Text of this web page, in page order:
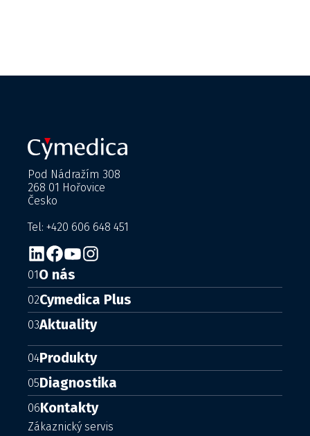
Pod Nádražím 308
268 01 Hořovice
Česko
Tel: +420 606 648 451
01O nás
02Cymedica Plus
03Aktuality
04Produkty
05Diagnostika
06Kontakty
Zákaznický servis